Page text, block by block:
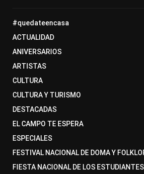
#quedateencasa
ACTUALIDAD
ANIVERSARIOS
ARTISTAS
CULTURA
CULTURA Y TURISMO
DESTACADAS
EL CAMPO TE ESPERA
ESPECIALES
FESTIVAL NACIONAL DE DOMA Y
FIESTA NACIONAL DE LOS ESTUDIANTES